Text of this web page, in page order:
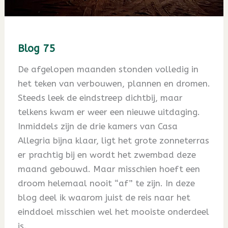
Blog 75
De afgelopen maanden stonden volledig in
het teken van verbouwen, plannen en dromen.
Steeds leek de eindstreep dichtbij, maar
telkens kwam er weer een nieuwe uitdaging.
Inmiddels zijn de drie kamers van Casa
Allegria bijna klaar, ligt het grote zonneterras
er prachtig bij en wordt het zwembad deze
maand gebouwd. Maar misschien hoeft een
droom helemaal nooit “af” te zijn. In deze
blog deel ik waarom juist de reis naar het
einddoel misschien wel het mooiste onderdeel
is.